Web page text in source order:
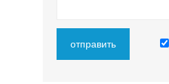
отправить